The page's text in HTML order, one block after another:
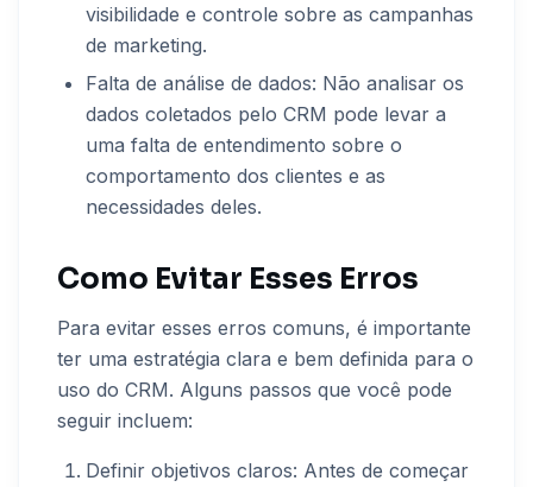
visibilidade e controle sobre as campanhas
de marketing.
Falta de análise de dados: Não analisar os
dados coletados pelo CRM pode levar a
uma falta de entendimento sobre o
comportamento dos clientes e as
necessidades deles.
Como Evitar Esses Erros
Para evitar esses erros comuns, é importante
ter uma estratégia clara e bem definida para o
uso do CRM. Alguns passos que você pode
seguir incluem:
Definir objetivos claros: Antes de começar